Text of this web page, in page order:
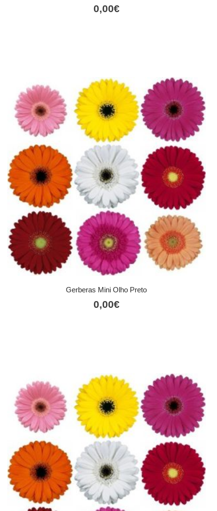
0,00€
Gerberas Mini Olho Preto
0,00€